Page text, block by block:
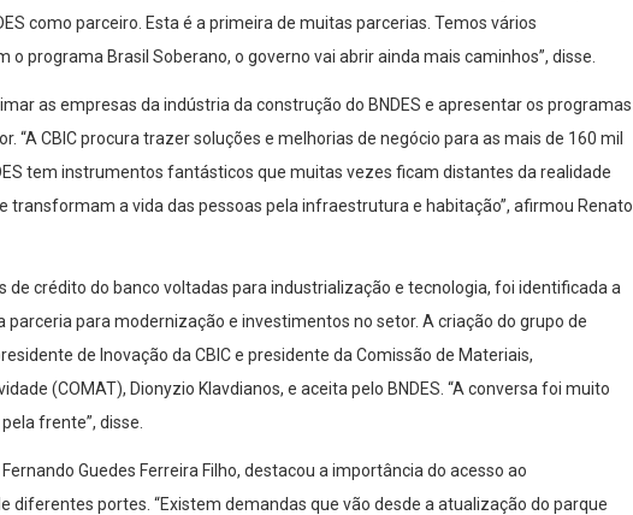
como parceiro. Esta é a primeira de muitas parcerias. Temos vários
o programa Brasil Soberano, o governo vai abrir ainda mais caminhos”, disse.
as empresas da indústria da construção do BNDES e apresentar os programas
“A CBIC procura trazer soluções e melhorias de negócio para as mais de 160 mil
tem instrumentos fantásticos que muitas vezes ficam distantes da realidade
transformam a vida das pessoas pela infraestrutura e habitação”, afirmou Renato
de crédito do banco voltadas para industrialização e tecnologia, foi identificada a
para modernização e investimentos no setor. A criação do grupo de
de Inovação da CBIC e presidente da Comissão de Materiais,
(COMAT), Dionyzio Klavdianos, e aceita pelo BNDES. “A conversa foi muito
frente”, disse.
Guedes Ferreira Filho, destacou a importância do acesso ao
diferentes portes. “Existem demandas que vão desde a atualização do parque